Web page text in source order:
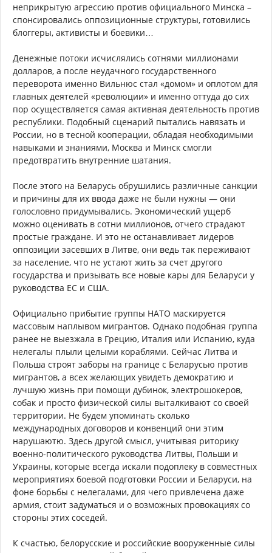
неприкрытую агрессию против официального Минска –
спонсировались оппозиционные структуры, готовились
блоггеры, активисты и боевики…
Денежные потоки исчислялись сотнями миллионами
долларов, а после неудачного государственного
переворота именно Вильнюс стал «домом» и оплотом для
главных деятелей «революции» и именно оттуда до сих
пор осуществляется самая активная деятельность против
республики. Подобный сценарий пытались навязать и
России, но в тесной кооперации, обладая необходимыми
навыками и знаниями, Москва и Минск смогли
предотвратить внутренние шатания.
После этого на Беларусь обрушились различные санкции
и причины для их ввода даже не были нужны — они
голословно придумывались. Экономический ущерб
можно оценивать в сотни миллионов, отчего страдают
простые граждане. И это не останавливает лидеров
оппозиции засевших в Литве, они ведь так переживают
за население, что не устают жить за счет другого
государства и призывать все новые кары для Беларуси у
руководства ЕС и США.
Официально прибытие группы НАТО маскируется
массовым наплывом мигрантов. Однако подобная группа
ранее не выезжала в Грецию, Италия или Испанию, куда
нелегалы плыли целыми кораблями. Сейчас Литва и
Польша строят заборы на границе с Беларусью против
мигрантов, а всех желающих увидеть демократию и
лучшую жизнь при помощи дубинок, электрошокеров,
собак и просто физической силы выталкивают со своей
территории. Не будем упоминать сколько
международных договоров и конвенций они этим
нарушаютю. Здесь другой смысл, учитывая риторику
военно-политического руководства Литвы, Польши и
Украины, которые всегда искали подоплеку в совместных
мероприятиях боевой подготовки России и Беларуси, на
фоне борьбы с нелегалами, для чего привлечена даже
армия, стоит задуматься и о возможных провокациях со
стороны этих соседей.
К счастью, белорусские и российские вооруженные силы